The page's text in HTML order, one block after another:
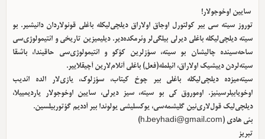
سایین اوخوجولار!
توروز سیته سی بیر کولتورل اوجاق اولا‌راق دیلچی‌لیکله باغلی قونولاردان دانیشیر. بو
سیته دیلچی‌لیکله باغلی دیرلی بیلگی‌لر وئرمکده‌دیر. دیلیمیزین تاریخی و ائتیمولوژی‌سی
ساحه‌سینده چالیشان بو سیته، سؤزلرین کؤکو و ائتیمولوژی‌سی حاقیندا، باشقا
سیته‌لردن دییشیک اولا‌راق، ائیلمله(فعل) باغلی آنلام‌لارین آچیقلاییر.
سیته‌میزده دیلچی‌لیکله باغلی بیر چوخ کیتاب، سؤزلوک، یازی‌لار الده ائدیب
اوخویابیلرسینیز. اوموروق کی بو سیته، سیز دیرلی، سایین اوخوجولار یاردیمییلا،
دیلچی‌لیک قول‌لاری‌نین گلیشمه‌سی، یوکسلیشی یولوندا بیر آددیم گؤتوربیلسین.
بئی هادی (h.beyhadi@gmail.com
)
تبریز